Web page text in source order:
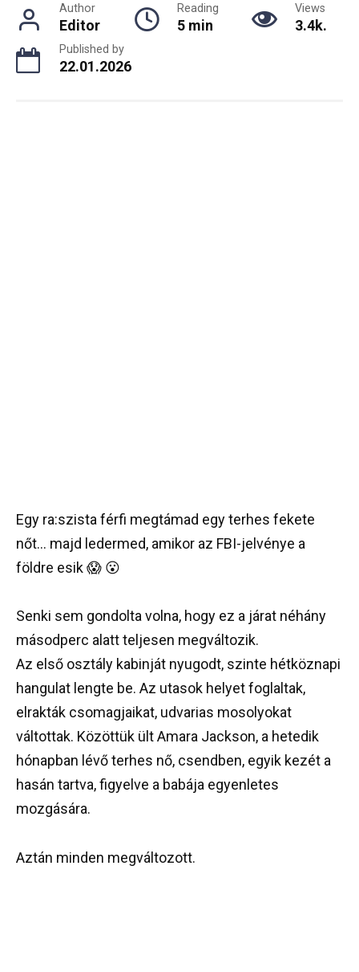
Author
Editor
Reading
5 min
Views
3.4k.
Published by
22.01.2026
Egy ra:szista férfi megtámad egy terhes fekete
nőt… majd ledermed, amikor az FBI-jelvénye a
földre esik 😱 😮
Senki sem gondolta volna, hogy ez a járat néhány
másodperc alatt teljesen megváltozik.
Az első osztály kabinját nyugodt, szinte hétköznapi
hangulat lengte be. Az utasok helyet foglaltak,
elrakták csomagjaikat, udvarias mosolyokat
váltottak. Közöttük ült Amara Jackson, a hetedik
hónapban lévő terhes nő, csendben, egyik kezét a
hasán tartva, figyelve a babája egyenletes
mozgására.
Aztán minden megváltozott.